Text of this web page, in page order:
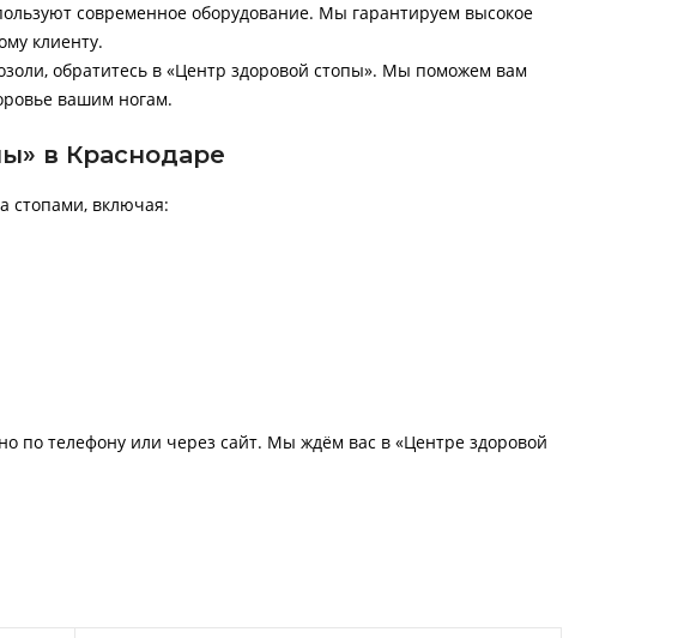
современное оборудование. Мы гарантируем высокое
клиенту.
обратитесь в «Центр здоровой стопы». Мы поможем вам
вашим ногам.
в Краснодаре
стопами, включая:
по телефону или через сайт. Мы ждём вас в «Центре здоровой